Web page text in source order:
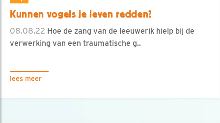
Kunnen vogels je leven redden?
08.08.22 Hoe de zang van de leeuwerik hielp bij de
verwerking van een traumatische g..
lees meer